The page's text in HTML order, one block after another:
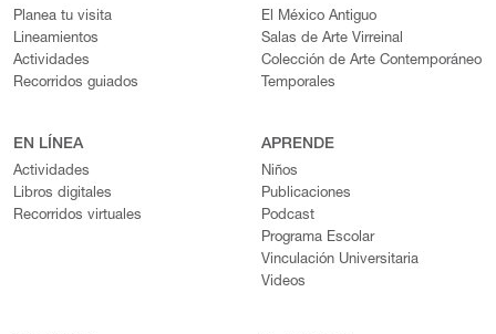
Planea tu visita
Lineamientos
Actividades
Recorridos guiados
El México Antiguo
Salas de Arte Virreinal
Colección de Arte Contemporáneo
Temporales
EN LÍNEA
Actividades
Libros digitales
Recorridos virtuales
APRENDE
Niños
Publicaciones
Podcast
Programa Escolar
Vinculación Universitaria
Videos